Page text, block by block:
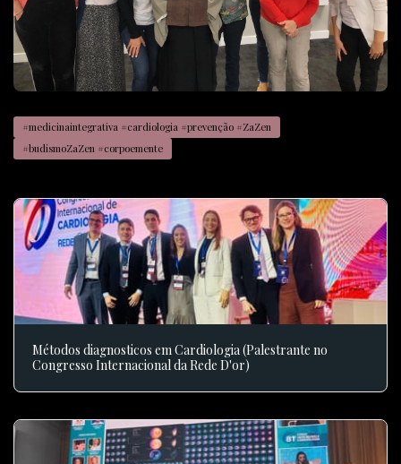
#medicinaintegrativa #cardiologia #prevenção #ZaZen
#budismoZaZen #corpoemente
Métodos diagnosticos em Cardiologia (Palestrante no
Congresso Internacional da Rede D'or)